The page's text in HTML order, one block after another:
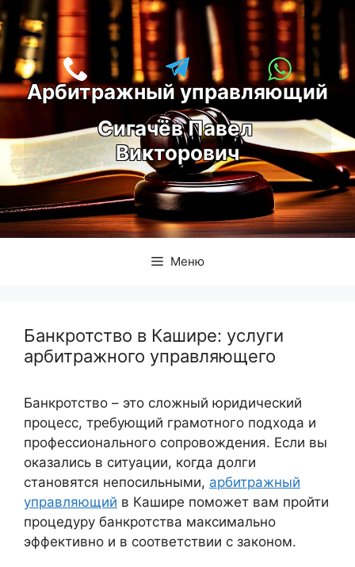
Перейти
к
содержимому
Арбитражный управляющий
Сигачёв Павел
Викторович
Меню
Банкротство в Кашире: услуги
арбитражного управляющего
Банкротство – это сложный юридический
процесс, требующий грамотного подхода и
профессионального сопровождения. Если вы
оказались в ситуации, когда долги
становятся непосильными, арбитражный
управляющий в Кашире поможет вам пройти
процедуру банкротства максимально
эффективно и в соответствии с законом.